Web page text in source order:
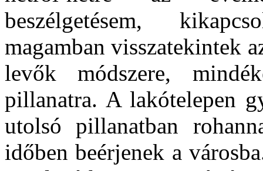
beszélgetésem,
magamban visszatekintek
levők módszere,
pillanatra. A lakótelepen
utolsó pillanatban
időben beérjenek a